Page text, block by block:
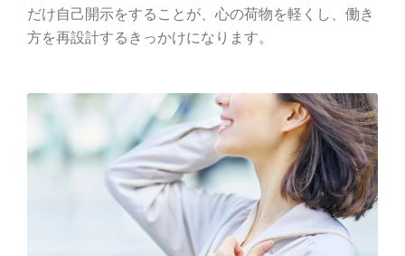
だけ自己開示をすることが、心の荷物を軽くし、働き
方を再設計するきっかけになります。